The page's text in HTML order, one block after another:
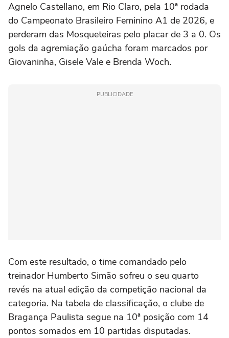
Agnelo Castellano, em Rio Claro, pela 10ª rodada
do Campeonato Brasileiro Feminino A1 de 2026, e
perderam das Mosqueteiras pelo placar de 3 a 0. Os
gols da agremiação gaúcha foram marcados por
Giovaninha, Gisele Vale e Brenda Woch.
PUBLICIDADE
Com este resultado, o time comandado pelo
treinador Humberto Simão sofreu o seu quarto
revés na atual edição da competição nacional da
categoria. Na tabela de classificação, o clube de
Bragança Paulista segue na 10ª posição com 14
pontos somados em 10 partidas disputadas.